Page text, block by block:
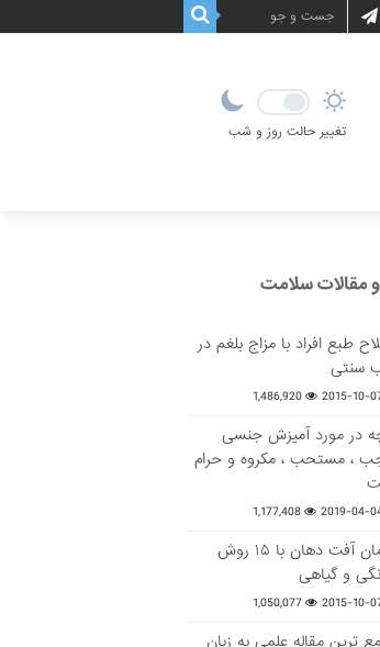
تغییر حالت روز و شب
مقالات سلامت
طبع افراد با مزاج بلغم در
سنتی
2015-10-
1,486,920
در مورد آمیزش جنسی
، مستحب ، مکروه و حرام
2019-04-
1,177,408
درمان آفت دهان با ۱۵ روش
و گیاهی
2015-10-
1,050,077
ترین مقاله علمی به زبان